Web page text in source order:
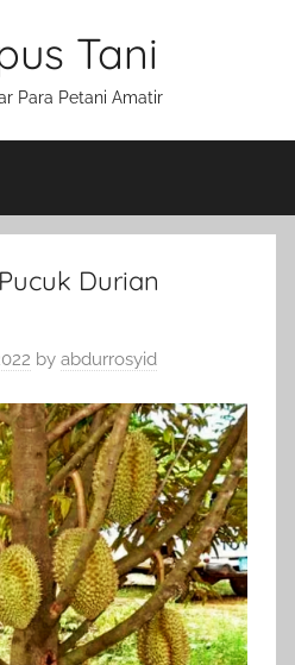
Tani
Para Petani Amatir
Durian
by abdurrosyid